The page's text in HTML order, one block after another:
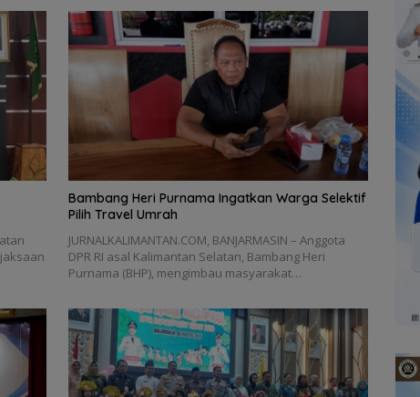
Bambang Heri Purnama Ingatkan Warga Selektif
Pilih Travel Umrah
JURNALKALIMANTAN.COM, BANJARMASIN – Anggota
DPR RI asal Kalimantan Selatan, Bambang Heri
Purnama (BHP), mengimbau masyarakat…